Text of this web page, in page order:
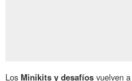
Los Minikits y desafíos vuelven